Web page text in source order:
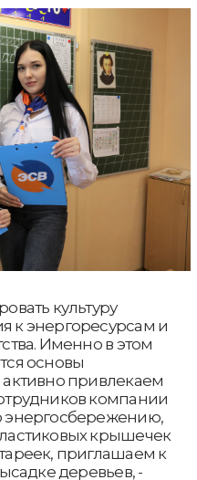
культуру
к энергоресурсам и
Именно в этом
основы
привлекаем
компании
энергосбережению,
крышечек
приглашаем к
деревьев, -